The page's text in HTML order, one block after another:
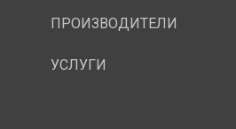
ПРОИЗВОДИТЕЛИ
УСЛУГИ